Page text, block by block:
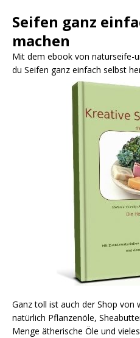
Seifen ganz
machen
Mit dem ebook von naturseife-
du Seifen ganz einfach selbst
Ganz toll ist auch der Shop von
natürlich Pflanzenöle,
Menge ätherische Öle und